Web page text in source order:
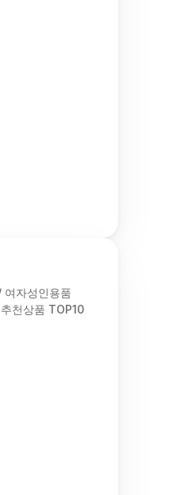
여자성인용품
천상품 TOP10